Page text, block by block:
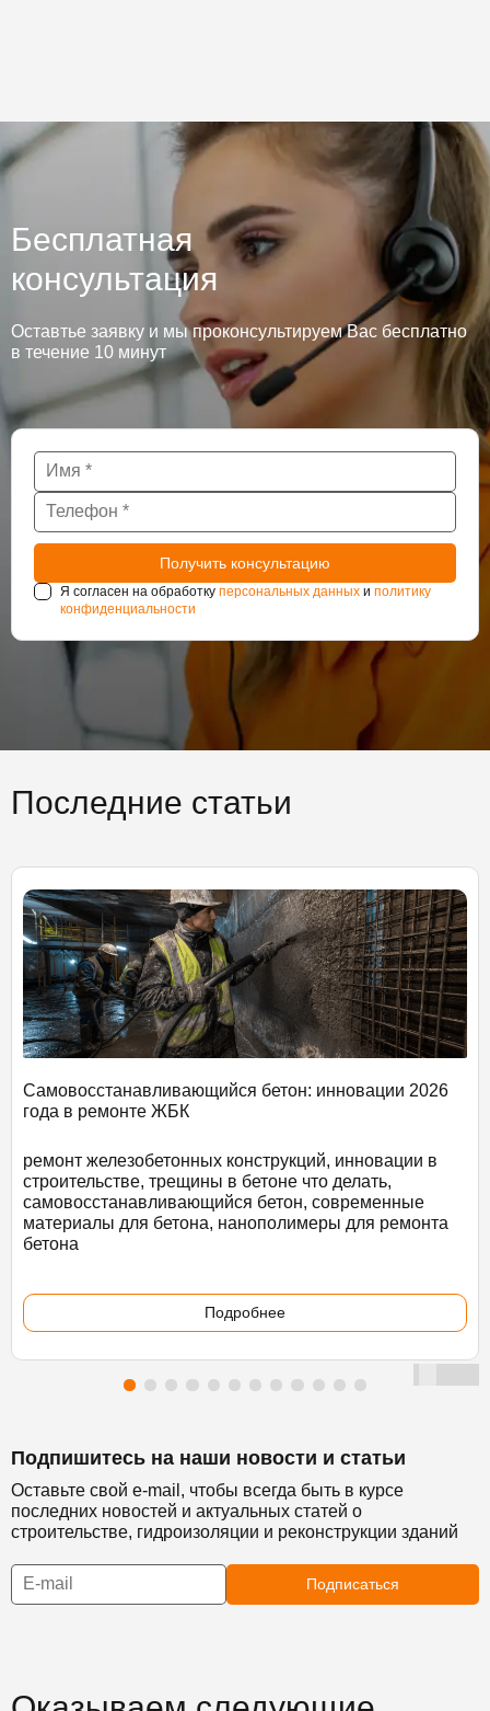
Бесплатная
консультация
Оставтье заявку и мы проконсультируем Вас бесплатно
в течение 10 минут
Я согласен на обработку персональных данных и политику
конфиденциальности
Последние статьи
Самовосстанавливающийся бетон: инновации 2026
года в ремонте ЖБК
ремонт железобетонных конструкций, инновации в
строительстве, трещины в бетоне что делать,
самовосстанавливающийся бетон, современные
материалы для бетона, нанополимеры для ремонта
бетона
Подробнее
Подпишитесь на наши новости и статьи
Оставьте свой e-mail, чтобы всегда быть в курсе
последних новостей и актуальных статей о
строительстве, гидроизоляции и реконструкции зданий
Подписаться